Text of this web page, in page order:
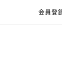
会員登